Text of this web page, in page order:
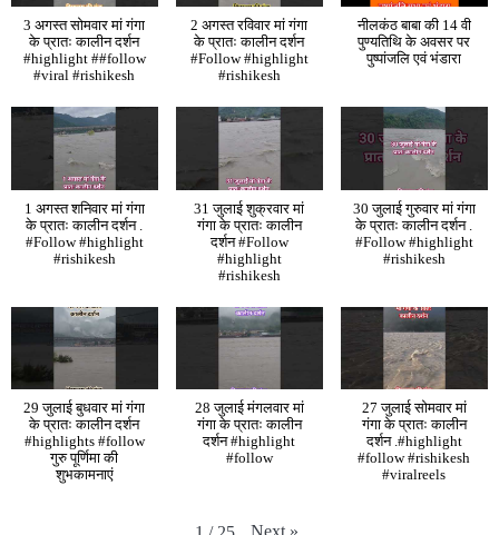
3 अगस्त सोमवार मां गंगा
के प्रातः कालीन दर्शन
#highlight ##follow
#viral #rishikesh
2 अगस्त रविवार मां गंगा
के प्रातः कालीन दर्शन
#Follow #highlight
#rishikesh
नीलकंठ बाबा की 14 वी
पुण्यतिथि के अवसर पर
पुष्पांजलि एवं भंडारा
1 अगस्त शनिवार मां गंगा
के प्रातः कालीन दर्शन .
#Follow #highlight
#rishikesh
31 जुलाई शुक्रवार मां
गंगा के प्रातः कालीन
दर्शन #Follow
#highlight
#rishikesh
30 जुलाई गुरुवार मां गंगा
के प्रातः कालीन दर्शन .
#Follow #highlight
#rishikesh
29 जुलाई बुधवार मां गंगा
के प्रातः कालीन दर्शन
#highlights #follow
गुरु पूर्णिमा की
शुभकामनाएं
28 जुलाई मंगलवार मां
गंगा के प्रातः कालीन
दर्शन #highlight
#follow
27 जुलाई सोमवार मां
गंगा के प्रातः कालीन
दर्शन .#highlight
#follow #rishikesh
#viralreels